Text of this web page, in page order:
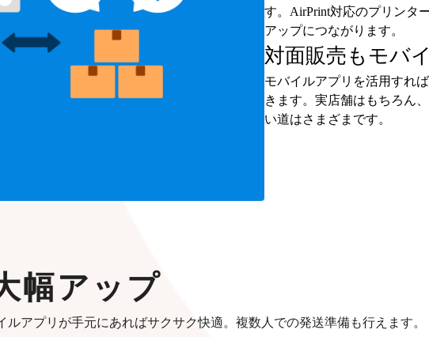
す。AirPrint対応のプリンタ
アップにつながります。
対面販売もモバ
モバイルアプリを活用すれ
きます。実店舗はもちろん
い道はさまざまです。
幅アップ
アプリが手元にあればサクサク快適。複数人での発送準備も行えます。